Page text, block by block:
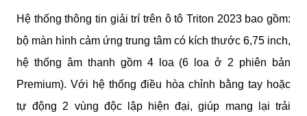
Hệ thống thông tin giải trí trên ô tô Triton 2023 bao gồm:
bộ màn hình cảm ứng trung tâm có kích thước 6,75 inch,
hệ thống âm thanh gồm 4 loa (6 loa ở 2 phiên bản
Premium). Với hệ thống điều hòa chỉnh bằng tay hoặc
tự động 2 vùng độc lập hiện đại, giúp mang lại trải